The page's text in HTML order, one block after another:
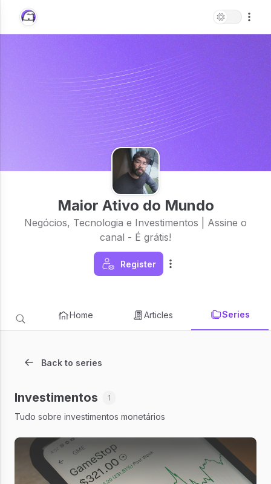
Maior Ativo do Mundo
Negócios, Tecnologia e Investimentos | Assine o
canal - É grátis!
Register
Home Articles Series
Back to series
Investimentos 1
Tudo sobre investimentos monetários